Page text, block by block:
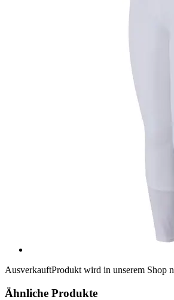
AusverkauftProdukt wird in unserem Shop
Ähnliche Produkte